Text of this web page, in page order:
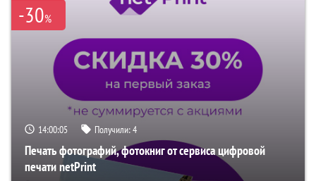
-30%
14:00:04 Получили:4
Печать фотографий, фотокниг от сервиса цифровой
печати netPrint